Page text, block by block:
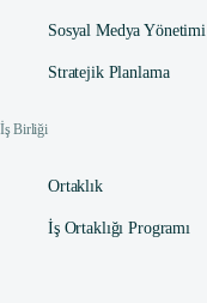
Sosyal Medya Yönetimi
Stratejik Planlama
İş Birliği
Ortaklık
İş Ortaklığı Programı